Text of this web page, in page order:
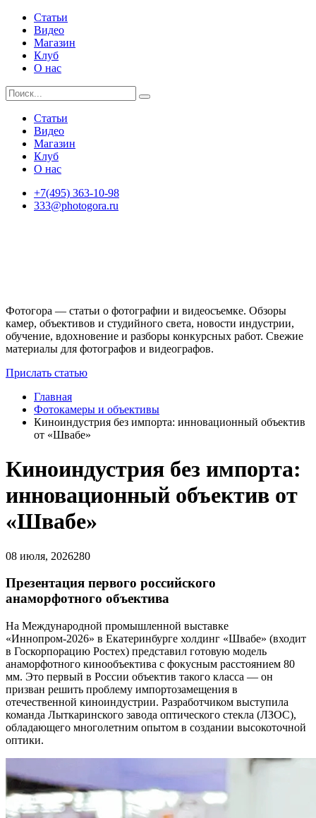
Статьи
Видео
Магазин
Клуб
О нас
Статьи
Видео
Магазин
Клуб
О нас
+7(495) 363-10-98
333@photogora.ru
Фотогора — статьи о фотографии и видеосъемке. Обзоры
камер, объективов и студийного света, новости индустрии,
обучение, вдохновение и разборы конкурсных работ. Свежие
материалы для фотографов и видеографов.
Прислать статью
Главная
Фотокамеры и объективы
Киноиндустрия без импорта: инновационный объектив
от «Швабе»
Киноиндустрия без импорта:
инновационный объектив от
«Швабе»
08 июля, 2026280
Презентация первого российского
анаморфотного объектива
На Международной промышленной выставке
«Иннопром‑2026» в Екатеринбурге холдинг «Швабе» (входит
в Госкорпорацию Ростех) представил готовую модель
анаморфотного кинообъектива с фокусным расстоянием 80
мм. Это первый в России объектив такого класса — он
призван решить проблему импортозамещения в
отечественной киноиндустрии. Разработчиком выступила
команда Лыткаринского завода оптического стекла (ЛЗОС),
обладающего многолетним опытом в создании высокоточной
оптики.